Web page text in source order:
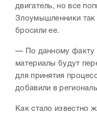
двигатель, но все
Злоумышленники так
бросили ее.
— По данному факту
материалы будут
для принятия
добавили в
Как стало известно